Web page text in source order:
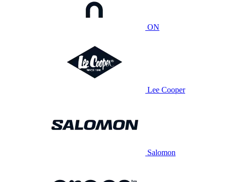
ON
Lee Cooper
Salomon